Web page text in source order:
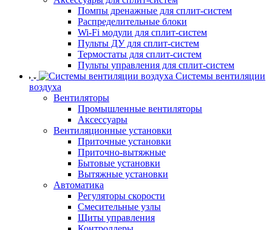
Помпы дренажные для сплит-систем
Распределительные блоки
Wi-Fi модули для сплит-систем
Пульты ДУ для сплит-систем
Термостаты для сплит-систем
Пульты управления для сплит-систем
Системы вентиляции
воздуха
Вентиляторы
Промышленные вентиляторы
Аксессуары
Вентиляционные установки
Приточные установки
Приточно-вытяжные
Бытовые установки
Вытяжные установки
Автоматика
Регуляторы скорости
Смесительные узлы
Щиты управления